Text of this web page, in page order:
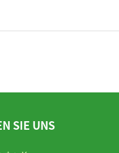
SIE UNS